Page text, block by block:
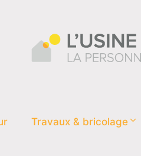
Travaux & bricolage